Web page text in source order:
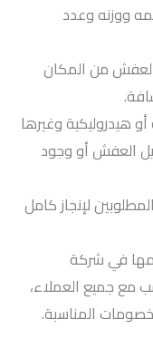
ووزنه وعدد
العفش من المكان
هيدروليكية وغيرها
العفش أو وجود
لإنجاز كامل
في شركة
مع جميع العملاء،
المناسبة.